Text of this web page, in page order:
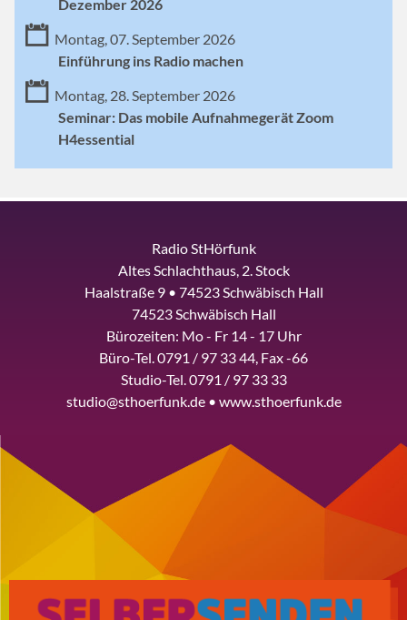
Dezember 2026
Montag, 07. September 2026
Einführung ins Radio machen
Montag, 28. September 2026
Seminar: Das mobile Aufnahmegerät Zoom
H4essential
Radio StHörfunk
Altes Schlachthaus, 2. Stock
Haalstraße 9 • 74523 Schwäbisch Hall
74523 Schwäbisch Hall
Bürozeiten: Mo - Fr 14 - 17 Uhr
Büro-Tel. 0791 / 97 33 44, Fax -66
Studio-Tel. 0791 / 97 33 33
studio@sthoerfunk.de • www.sthoerfunk.de